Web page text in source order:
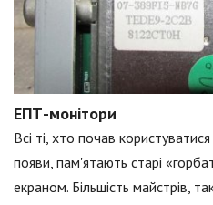
ЕПТ-монітори
Всі ті, хто почав
появи, пам'ятають старі
екраном. Більшість майстрів,